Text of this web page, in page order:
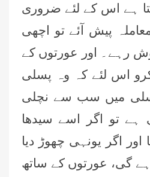
ہے اس کے لئے ضروری
پیش آئے تو اچھی
رہے۔ اور عورتوں کے
اس لئے کہ وہ پسلی
میں سب سے نچلی
ہے تو اگر اسے سیدھا
اور اگر یونہی چھوڑ دیا
گی، عورتوں کے ساتھ